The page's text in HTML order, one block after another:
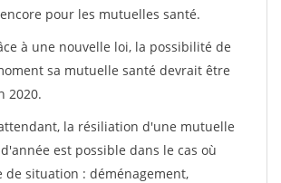
pour les mutuelles santé.
à une nouvelle loi, la possibilité de
sa mutuelle santé devrait être
2020.
la résiliation d'une mutuelle
est possible dans le cas où
de situation : déménagement,